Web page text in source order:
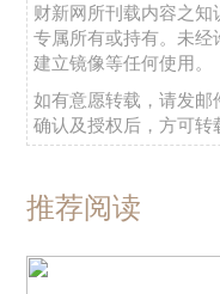
财新网所刊载内容之
专属所有或持有。未经
建立镜像等任何使用。
如有意愿转载，请发邮
确认及授权后，方可转
推荐阅读